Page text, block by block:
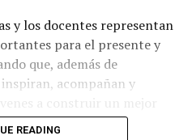
y los docentes representan
para el presente y
que, además de
acompañan y
READING